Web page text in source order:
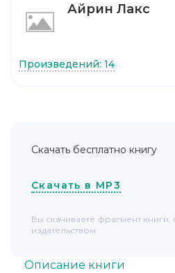
Описание книги
Айрин Лакс
Произведений: 14
Скачать бесплатно книгу
Скачать в MP3
Вы скачиваете фрагмент
издательством